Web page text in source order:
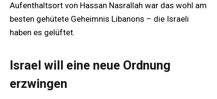
Aufenthaltsort von Hassan Nasrallah war das wohl am
besten gehütete Geheimnis Libanons – die Israeli
haben es gelüftet.
Israel will eine neue Ordnung
erzwingen